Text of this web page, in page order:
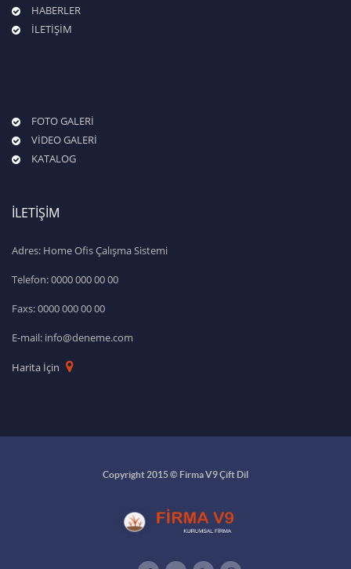
HABERLER
İLETİŞİM
FOTO GALERİ
VİDEO GALERİ
KATALOG
İLETİŞİM
Adres: Home Ofis Çalışma Sistemi
Telefon: 0000 000 00 00
Faxs: 0000 000 00 00
E-mail: info@deneme.com
Harita İçin
Copyright 2015 © Firma V9 Çift Dil